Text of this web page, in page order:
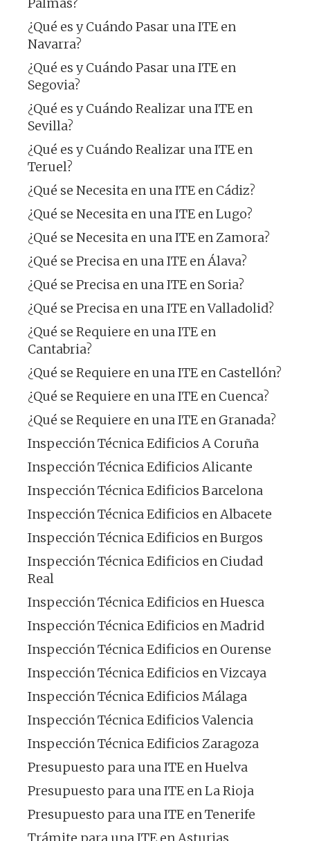
Palmas?
¿Qué es y Cuándo Pasar una ITE en
Navarra?
¿Qué es y Cuándo Pasar una ITE en
Segovia?
¿Qué es y Cuándo Realizar una ITE en
Sevilla?
¿Qué es y Cuándo Realizar una ITE en
Teruel?
¿Qué se Necesita en una ITE en Cádiz?
¿Qué se Necesita en una ITE en Lugo?
¿Qué se Necesita en una ITE en Zamora?
¿Qué se Precisa en una ITE en Álava?
¿Qué se Precisa en una ITE en Soria?
¿Qué se Precisa en una ITE en Valladolid?
¿Qué se Requiere en una ITE en
Cantabria?
¿Qué se Requiere en una ITE en Castellón?
¿Qué se Requiere en una ITE en Cuenca?
¿Qué se Requiere en una ITE en Granada?
Inspección Técnica Edificios A Coruña
Inspección Técnica Edificios Alicante
Inspección Técnica Edificios Barcelona
Inspección Técnica Edificios en Albacete
Inspección Técnica Edificios en Burgos
Inspección Técnica Edificios en Ciudad
Real
Inspección Técnica Edificios en Huesca
Inspección Técnica Edificios en Madrid
Inspección Técnica Edificios en Ourense
Inspección Técnica Edificios en Vizcaya
Inspección Técnica Edificios Málaga
Inspección Técnica Edificios Valencia
Inspección Técnica Edificios Zaragoza
Presupuesto para una ITE en Huelva
Presupuesto para una ITE en La Rioja
Presupuesto para una ITE en Tenerife